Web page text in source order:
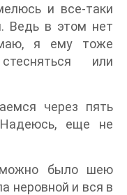
и все-таки
Ведь в этом нет
я ему тоже
или
через пять
еще не
было шею
неровной и вся в